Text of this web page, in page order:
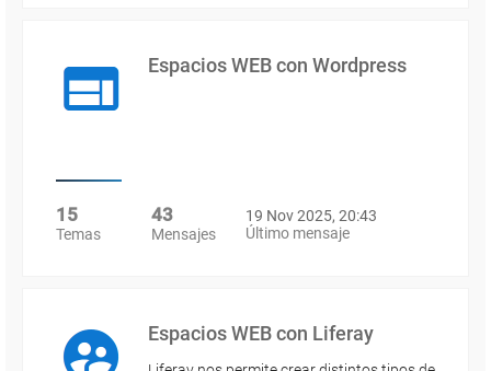
Espacios WEB con Wordpress
15
Temas
43
Mensajes
19 Nov 2025, 20:43
Último mensaje
Espacios WEB con Liferay